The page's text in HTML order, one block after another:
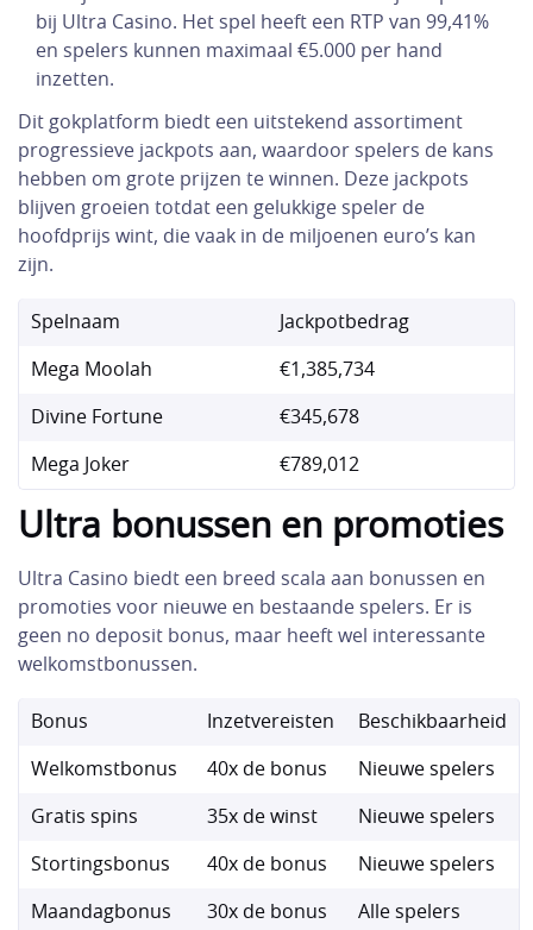
bij Ultra Casino. Het spel heeft een RTP van 99,41%
en spelers kunnen maximaal €5.000 per hand
inzetten.
Dit gokplatform biedt een uitstekend assortiment
progressieve jackpots aan, waardoor spelers de kans
hebben om grote prijzen te winnen. Deze jackpots
blijven groeien totdat een gelukkige speler de
hoofdprijs wint, die vaak in de miljoenen euro’s kan
zijn.
Spelnaam Jackpotbedrag
Mega Moolah €1,385,734
Divine Fortune €345,678
Mega Joker €789,012
Ultra bonussen en promoties
Ultra Casino biedt een breed scala aan bonussen en
promoties voor nieuwe en bestaande spelers. Er is
geen no deposit bonus, maar heeft wel interessante
welkomstbonussen.
Bonus Inzetvereisten Beschikbaarheid
Welkomstbonus 40x de bonus Nieuwe spelers
Gratis spins 35x de winst Nieuwe spelers
Stortingsbonus 40x de bonus Nieuwe spelers
Maandagbonus 30x de bonus Alle spelers